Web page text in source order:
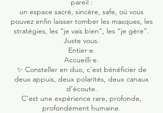
pareil :
un espace sacré, sincère, safe, où vous
pouvez enfin laisser tomber les masques, les
stratégies, les “je vais bien”, les “je gère”.
Juste vous.
Entier·e.
Accueilli·e.
✨ Consteller en duo, c’est bénéficier de
deux appuis, deux polarités, deux canaux
d’écoute.
C’est une expérience rare, profonde,
profondément humaine.